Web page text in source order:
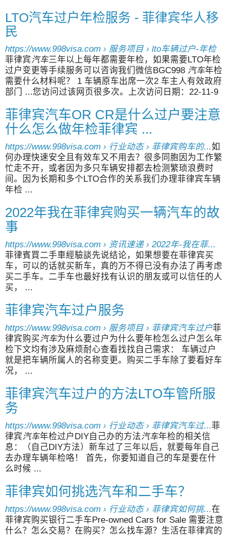
LTO汽车过户年检服务 - 菲律宾华人移
民
https://www.998visa.com › 服务项目 › lto车辆过户-年检
菲律宾汽车三年以上每年都需要年检，如果需要LTO年检
过户变更等手续服务可以咨询我们微信BGC998 汽车年检
需要什么材料呢？ 1 车辆原车出席一次2 车主人有效政府
部门 ...您访问过该网页很多次。上次访问日期：22-11-9
菲律宾汽车OR CR是什么过户要注意
什么怎么做年检菲律宾 ...
https://www.998visa.com › 行业动态 › 菲律宾购车的...如
何办理快速安全且有效车又不用去？很多同胞因为工作繁
忙走不开，或者因为多只车辆安排都去检测繁琐浪费时
间。因为长期和多个LTO合作的关系我们办理菲律宾车辆
年检 ...
2022年我在菲律宾购买一辆汽车的故
事
https://www.998visa.com › 资讯速递 › 2022年-我在菲...
菲律賓買二手車經驗談先说结论，如果想要在菲律宾买
车，可以的话就买新车，真的万不得已没有办法了再考虑
买二手车。二手车也最好找有认识的朋友或可以信任的人
买， ...
菲律宾汽车过户服务
https://www.998visa.com › 服务项目 › 菲律宾汽车过户菲
律宾购买汽车为什么要过户为什么要年检怎么过户怎么年
检下文均有涉及麻烦耐心查看找找自己需求： 车辆过户
就是把车辆所属人的名称变更。购买二手车除了要看好车
况， ...
菲律宾汽车过户的方法LTO车管所服
务
https://www.998visa.com › 行业动态 › 菲律宾汽车过...菲
律宾汽车年检过户DIY自己办的方法汽车年检的相关信
息：（自己DIY方法）新车过了三年以后，就要每年自己
去办理车辆年检咯！ 首先，你要知道自己的车是要在什
么时候 ...
菲律宾如何挑选汽车和二手车？
https://www.998visa.com › 行业动态 › 菲律宾如何挑...在
菲律宾购买银行二手车Pre-owned Cars for Sale 需要注意
什么？怎么交易？在购买？怎么找车源？生活在菲律宾的